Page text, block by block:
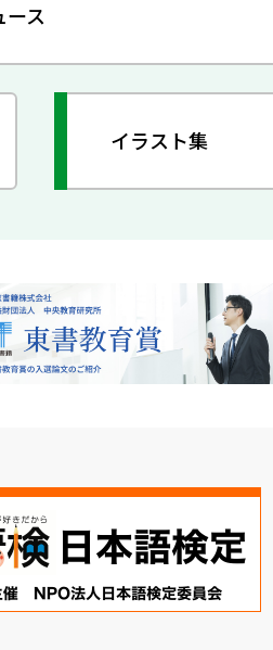
ース
イラスト集